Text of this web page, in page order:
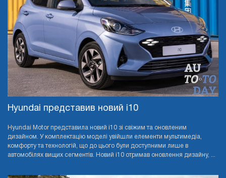
Hyundai представив новий i10
Hyundai Motor представила новий i10 зі свіжим та оновленим
дизайном. У комплектацію моделі увійшли елементи мультимедіа,
комфорту та технологій, що до цього були доступними лише в
автомобілях вищих сегментів. Новий i10 отримав оновлення дизайну, ...